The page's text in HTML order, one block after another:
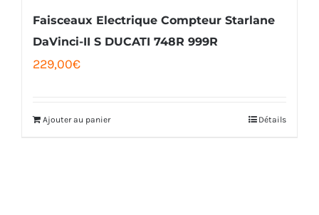
la
page
Faisceaux Electrique Compteur Starlane
DaVinci-II S DUCATI 748R 999R
229,00€
Ajouter au panier Détails